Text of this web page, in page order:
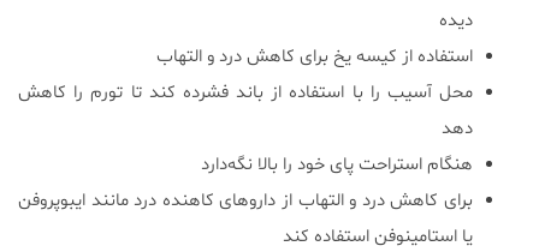
دیده
استفاده از کیسه یخ برای کاهش درد و التهاب
محل آسیب را با استفاده از باند فشرده کند تا تورم را کاهش
دهد
هنگام استراحت پای خود را بالا نگه‌دارد
برای کاهش درد و التهاب از داروهای کاهنده درد مانند ایبوپروفن
یا استامینوفن استفاده کند